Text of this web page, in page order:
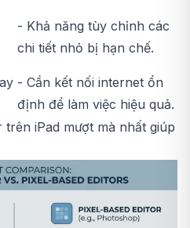
- Khả năng tùy chỉnh các
chi tiết nhỏ bị hạn chế.
- Cần kết nối internet ổn
định để làm việc hiệu quả.
iPad mượt mà nhất giúp